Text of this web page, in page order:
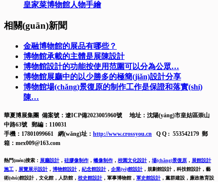
皇家菜博物館人物手繪
相關(guān)新聞
金融博物館的展品有哪些？
博物館承載的主體是展陳設計
博物館設計的功能按使用范圍可以分為公眾…
博物館展廳中的以少勝多的極簡(jiǎn)設計分享
博物館場(chǎng)景復原的制作工作是保證和落實(shí)
陳…
華夏博展集團 備案號： 遼ICP備2023005960號
地址：沈陽(yáng)市皇姑區崇山
中路63號 郵編：110031
手機：17801099661 網(wǎng)址： http://www.crossyou.cn Q Q : 553542179 郵
箱：mex009@163.com
熱門(mén)搜索： 展廳設計 ， 硅膠像制作 ， 蠟像制作 ， 校園文化設計 ， 場(chǎng)景復原 ， 展館設計
施工 ， 展覽展示設計 ， 博物館設計 ， 紀念館設計 ， 企業(yè)館設計 ， 規劃館設計，科技館設計，藝
術(shù)館設計，文化館，人防館， 校史館設計 ， 軍事博物館， 軍史館設計 ， 黨群建設，廉政教育設